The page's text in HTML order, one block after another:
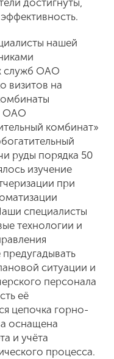
достигнуты,
нашей
служб ОАО
визитов на
ОАО
комбинат»
руды порядка 50
изучение
при
специалисты
технологии и
ситуации и
персонала
её
цепочка горно-
оснащена
и учёта
процесса.